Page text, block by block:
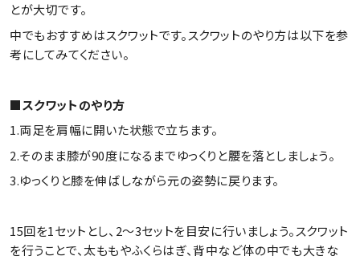
とが大切です。
中でもおすすめはスクワットです。スクワットのやり方は以下を参
考にしてみてください。
■スクワットのやり方
1.両足を肩幅に開いた状態で立ちます。
2.そのまま膝が90度になるまでゆっくりと腰を落としましょう。
3.ゆっくりと膝を伸ばしながら元の姿勢に戻ります。
15回を1セットとし、2～3セットを目安に行いましょう。スクワット
を行うことで、太ももやふくらはぎ、背中など体の中でも大きな